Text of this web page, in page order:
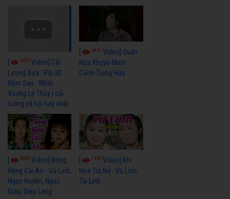
6326Video] Cải
Lương Xưa : Rồi 30
Năm Sau - Minh
Vương Lệ Thủy | cải
lương xã hội hay nhất
6041Video] Quán
Nửa Khuya-Minh
Cảnh-Trọng Hữu
9059 Video] Bông
Hồng Cài Áo - Vũ Linh,
Ngọc Huyền, Ngọc
Giàu, Diệp Lang
7352Video] Khi
Hoa Trà Nở - Vũ Linh,
Tài Linh